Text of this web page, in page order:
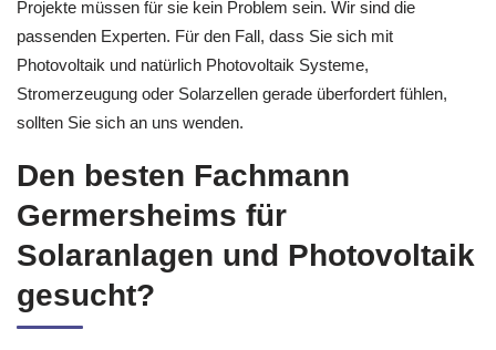
Projekte müssen für sie kein Problem sein. Wir sind die
passenden Experten. Für den Fall, dass Sie sich mit
Photovoltaik und natürlich Photovoltaik Systeme,
Stromerzeugung oder Solarzellen gerade überfordert fühlen,
sollten Sie sich an uns wenden.
Den besten Fachmann
Germersheims für
Solaranlagen und Photovoltaik
gesucht?